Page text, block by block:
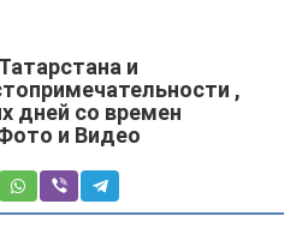
и
,
дней со времен
и Видео